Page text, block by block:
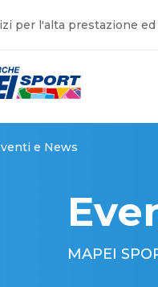
per l'alta prestazione
e News
MAPEI